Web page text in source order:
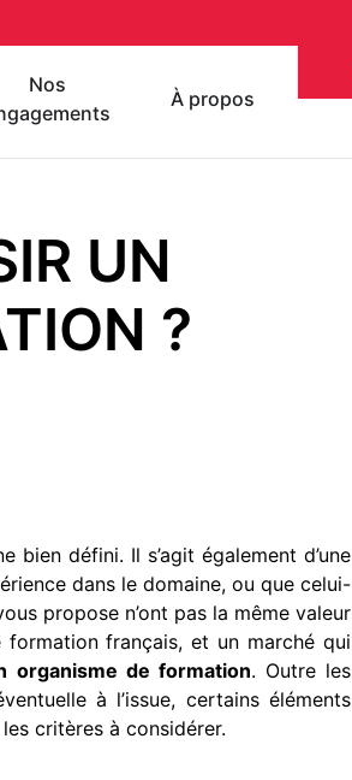
Nos
À propos
UN
?
défini. Il s’agit également d’une
dans le domaine, ou que celui-
propose n’ont pas la même valeur
français, et un marché qui
organisme de formation. Outre les
à l’issue, certains éléments
critères à considérer.